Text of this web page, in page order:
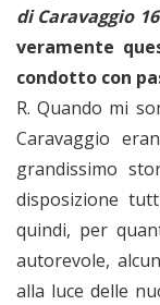
di Caravaggio
veramente
condotto con
R. Quando mi
Caravaggio
grandissimo
disposizione
quindi, per
autorevole,
alla luce delle